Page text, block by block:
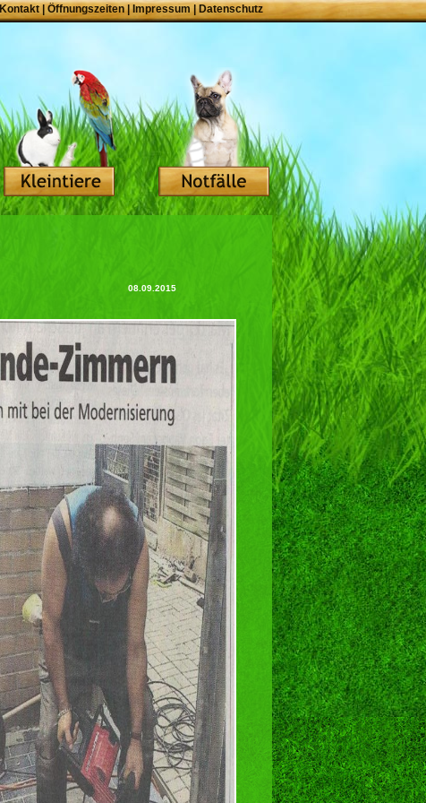
Kontakt Öffnungszeiten| Impressum|Datenschutz
08.09.2015